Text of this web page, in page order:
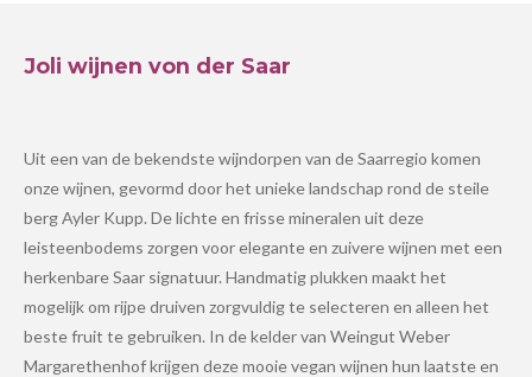
Joli wijnen von der Saar
Uit een van de bekendste wijndorpen van de Saarregio komen
onze wijnen, gevormd door het unieke landschap rond de steile
berg Ayler Kupp. De lichte en frisse mineralen uit deze
leisteenbodems zorgen voor elegante en zuivere wijnen met een
herkenbare Saar signatuur. Handmatig plukken maakt het
mogelijk om rijpe druiven zorgvuldig te selecteren en alleen het
beste fruit te gebruiken. In de kelder van Weingut Weber
Margarethenhof krijgen deze mooie vegan wijnen hun laatste en